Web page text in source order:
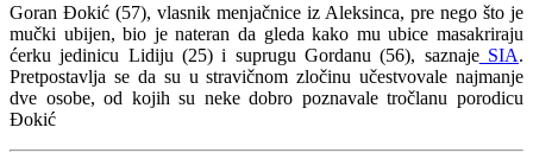
Goran Đokić (57), vlasnik menjačnice iz Aleksinca, pre nego što je
mučki ubijen, bio je nateran da gleda kako mu ubice masakriraju
ćerku jedinicu Lidiju (25) i suprugu Gordanu (56), saznajeSIA.
Pretpostavlja se da su u stravičnom zločinu učestvovale najmanje
dve osobe, od kojih su neke dobro poznavale tročlanu porodicu
Đokić